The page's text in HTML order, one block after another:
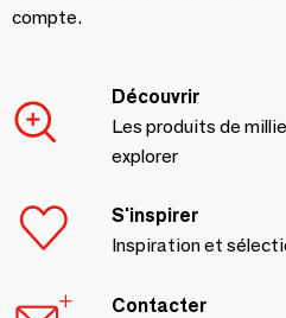
compte.
Découvrir
Les produits de
explorer
S'inspirer
Inspiration et
Contacter